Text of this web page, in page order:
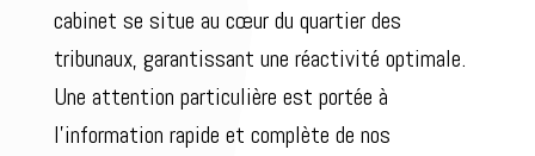
cabinet se situe au cœur du quartier des
tribunaux, garantissant une réactivité optimale.
Une attention particulière est portée à
l’information rapide et complète de nos